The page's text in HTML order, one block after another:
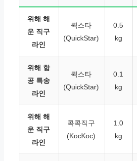
위해 해
운 직구
라인
퀵스타
(QuickStar)
0.5
kg
위해 항
공 특송
라인
퀵스타
(QuickStar)
0.1
kg
위해 해
운 직구
라인
콕콕직구
(KocKoc)
1.0
kg